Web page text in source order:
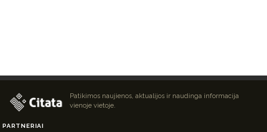
Patikimos naujienos, aktualijos ir naudinga informacija
vienoje vietoje.
PARTNERIAI